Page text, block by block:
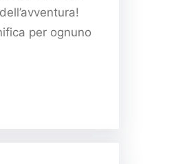
per ognuno